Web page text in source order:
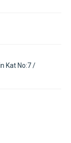
Kat No:7 /